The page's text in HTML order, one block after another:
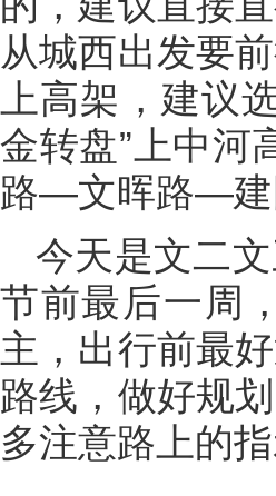
从城西出发要
上高架，建
金转盘”上中河
路—文晖路—建
今天是文二
节前最后一周
主，出行前最
路线，做好规
多注意路上的